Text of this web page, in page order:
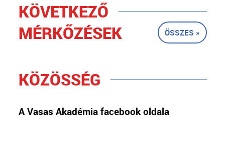
KÖVETKEZŐ
MÉRKŐZÉSEK
ÖSSZES »
KÖZÖSSÉG
A Vasas Akadémia facebook oldala